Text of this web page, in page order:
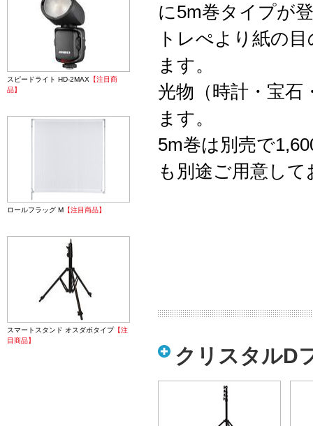
に5m巻タイプが
トレぺより紙の
ます。
光物（時計・宝石
ます。
5m巻は別売で
も別途ご用意し
クリスタルD
スピードライト HD-2MAX 【注目商
品】
ロールフラッグ M 【注目商品】
スマートスタンド オスダボタイプ【注
目商品】